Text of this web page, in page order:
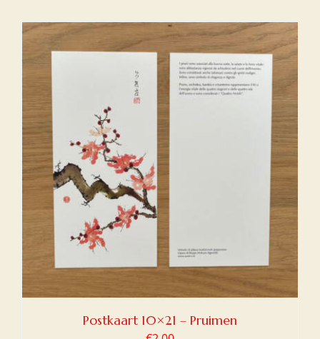
Postkaart 10×21 – Pruimen